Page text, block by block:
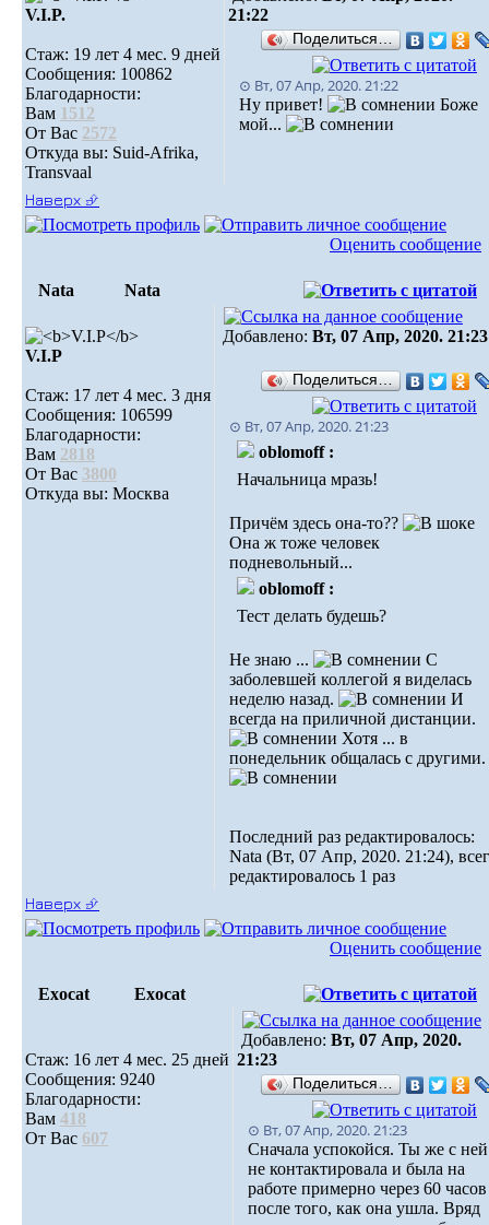
V.I.P.
Стаж: 19 лет 4 мес. 9 дней
Сообщения: 100862
Благодарности:
Вам 1512
От Вас 2572
Откуда вы: Suid-Afrika,
Transvaal
21:22
Поделиться…
⊙ Вт, 07 Апр, 2020. 21:22
Ну привет!
Боже
мой...
Наверх ⮵
Оценить сообщение
Nata Nata
V.I.Р
Стаж: 17 лет 4 мес. 3 дня
Сообщения: 106599
Благодарности:
Вам 2818
От Вас 3800
Откуда вы: Москва
Добавлено: Вт, 07 Апр, 2020. 21:23
Поделиться…
⊙ Вт, 07 Апр, 2020. 21:23
oblomoff :
Начальница мразь!
Причём здесь она-то??
Она ж тоже человек
подневольный...
oblomoff :
Тест делать будешь?
Не знаю ...
С
заболевшей коллегой я виделась
неделю назад.
И
всегда на приличной дистанции.
Хотя ... в
понедельник общалась с другими.
Последний раз редактировалось:
Nata (Вт, 07 Апр, 2020. 21:24),
редактировалось 1 раз
Наверх ⮵
Оценить сообщение
Exocat Exocat
Стаж: 16 лет 4 мес. 25 дней
Сообщения: 9240
Благодарности:
Вам 418
От Вас 607
Добавлено: Вт, 07 Апр, 2020.
21:23
Поделиться…
⊙ Вт, 07 Апр, 2020. 21:23
Сначала успокойся. Ты же с ней
не контактировала и была на
работе примерно через 60 часов
после того, как она ушла. Вряд